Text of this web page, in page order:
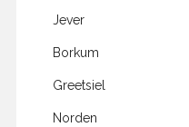
Jever
Borkum
Greetsiel
Norden